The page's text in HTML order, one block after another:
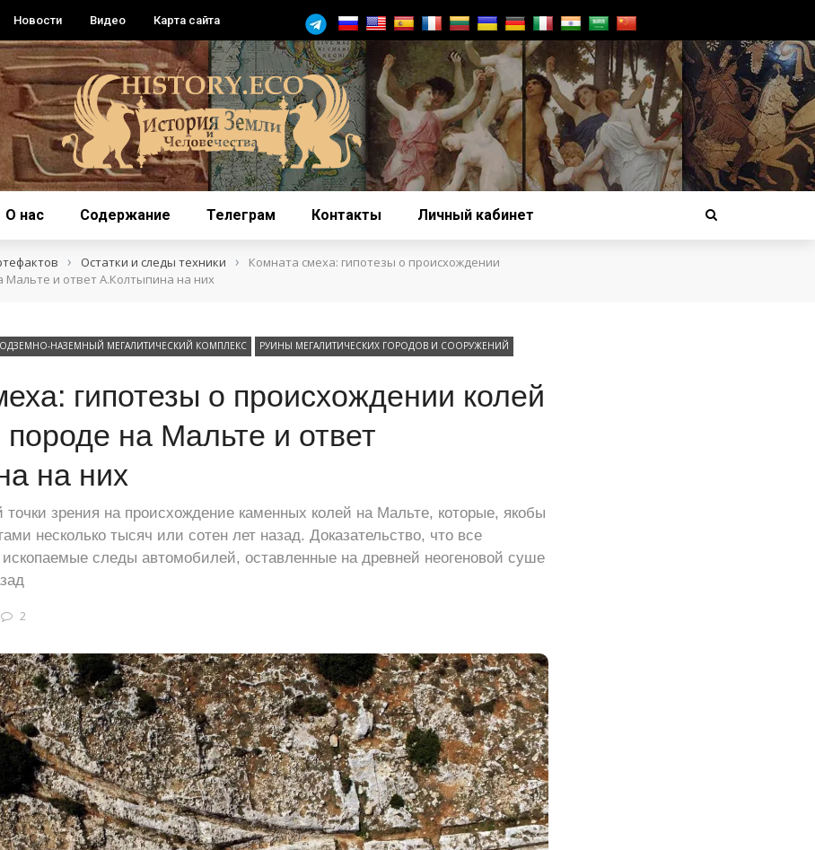
Новости Видео Карта сайта
О нас Содержание Телеграм Контакты Личный кабинет
› Остатки и следы техники ›
Комната смеха: гипотезы о происхождении
Мальте и ответ А.Колтыпина на них
НАЗЕМНЫЙ МЕГАЛИТИЧЕСКИЙ КОМПЛЕКС РУИНЫ МЕГАЛИТИЧЕСКИХ ГОРОДОВ И СООРУЖЕНИЙ
гипотезы о происхождении колей
на Мальте и ответ
на них
зрения на происхождение каменных колей на Мальте, которые, якобы
несколько тысяч или сотен лет назад. Доказательство, что все
следы автомобилей, оставленные на древней неогеновой суше
2